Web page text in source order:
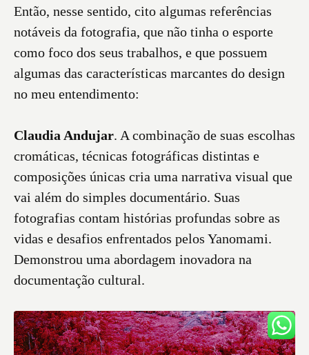
Então, nesse sentido, cito algumas referências
notáveis da fotografia, que não tinha o esporte
como foco dos seus trabalhos, e que possuem
algumas das características marcantes do design
no meu entendimento:
Claudia Andujar. A combinação de suas escolhas
cromáticas, técnicas fotográficas distintas e
composições únicas cria uma narrativa visual que
vai além do simples documentário. Suas
fotografias contam histórias profundas sobre as
vidas e desafios enfrentados pelos Yanomami.
Demonstrou uma abordagem inovadora na
documentação cultural.